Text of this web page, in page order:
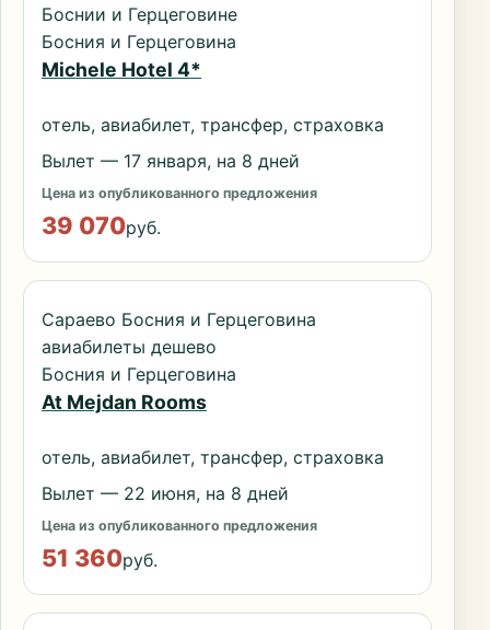
Боснии и Герцеговине
Босния и Герцеговина
Michele Hotel 4*
отель, авиабилет, трансфер, страховка
Вылет — 17 января, на 8 дней
Цена из опубликованного предложения
39 070руб.
Сараево Босния и Герцеговина
авиабилеты дешево
Босния и Герцеговина
At Mejdan Rooms
отель, авиабилет, трансфер, страховка
Вылет — 22 июня, на 8 дней
Цена из опубликованного предложения
51 360руб.